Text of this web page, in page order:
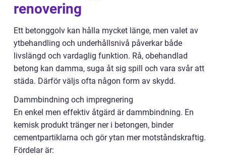
renovering
Ett betonggolv kan hålla mycket länge, men valet av
ytbehandling och underhållsnivå påverkar både
livslängd och vardaglig funktion. Rå, obehandlad
betong kan damma, suga åt sig spill och vara svår att
städa. Därför väljs ofta någon form av skydd.
Dammbindning och impregnering
En enkel men effektiv åtgärd är dammbindning. En
kemisk produkt tränger ner i betongen, binder
cementpartiklarna och gör ytan mer motståndskraftig.
Fördelar är: